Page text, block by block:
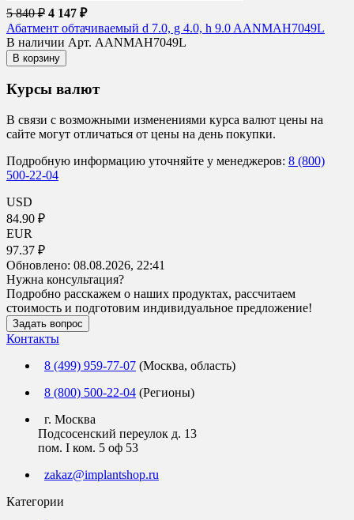
5 840 ₽ 4 147 ₽
Абатмент обтачиваемый d 7.0, g 4.0, h 9.0 AANMAH7049L
В наличии Арт. AANMAH7049L
В корзину
Курсы валют
В связи с возможными изменениями курса валют цены на
сайте могут отличаться от цены на день покупки.
Подробную информацию уточняйте у менеджеров: 8 (800)
500-22-04
USD
84.90 ₽
EUR
97.37 ₽
Обновлено: 08.08.2026, 22:41
Нужна консультация?
Подробно расскажем о наших продуктах, рассчитаем
стоимость и подготовим индивидуальное предложение!
Задать вопрос
Контакты
8 (499) 959-77-07 (Москва, область)
8 (800) 500-22-04 (Регионы)
г. Москва
Подсосенский переулок д. 13
пом. I ком. 5 оф 53
zakaz@implantshop.ru
Категории